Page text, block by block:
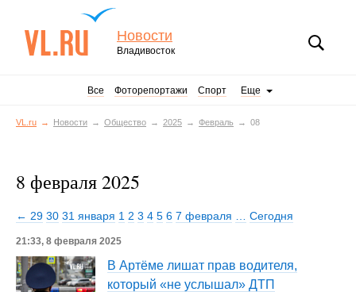
Новости
Владивосток
Все Фоторепортажи Спорт Еще
VL.ru Новости Общество 2025 Февраль 08
8 февраля 2025
← 29 30 31 января 1 2 3 4 5 6 7 февраля Сегодня
21:33, 8 февраля 2025
В Артёме лишат прав водителя,
который «не услышал» ДТП